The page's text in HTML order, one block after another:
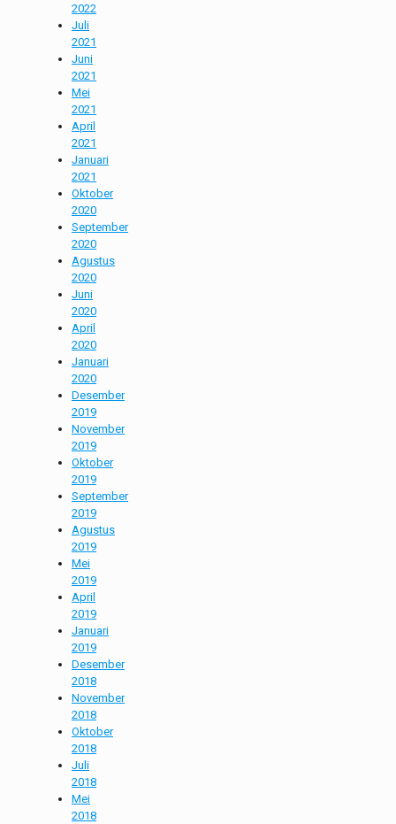
2022
Juli
2021
Juni
2021
Mei
2021
April
2021
Januari
2021
Oktober
2020
September
2020
Agustus
2020
Juni
2020
April
2020
Januari
2020
Desember
2019
November
2019
Oktober
2019
September
2019
Agustus
2019
Mei
2019
April
2019
Januari
2019
Desember
2018
November
2018
Oktober
2018
Juli
2018
Mei
2018